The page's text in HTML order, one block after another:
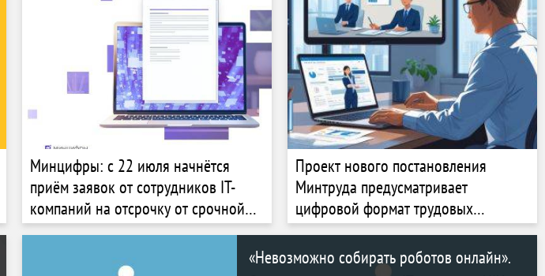
Минцифры: с 22 июля начнётся
приём заявок от сотрудников IT-
компаний на отсрочку от срочной
службы
Проект нового постановления
Минтруда предусматривает
цифровой формат трудовых
проверок некоторых компаний
«Невозможно собирать роботов онлайн».